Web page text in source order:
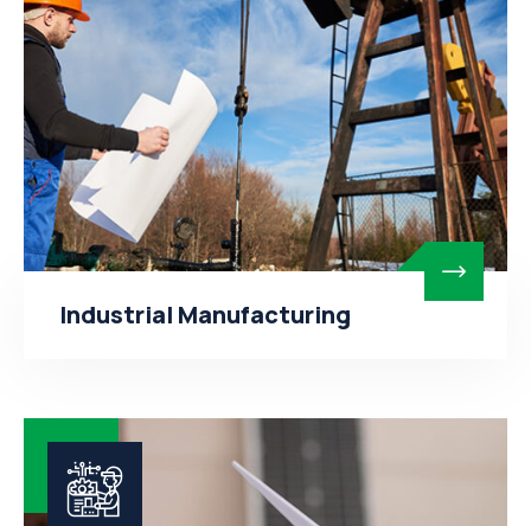
Industrial Manufacturing